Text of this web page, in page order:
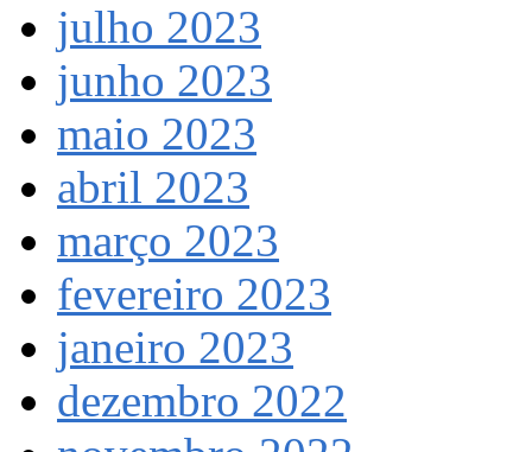
julho 2023
junho 2023
maio 2023
abril 2023
março 2023
fevereiro 2023
janeiro 2023
dezembro 2022